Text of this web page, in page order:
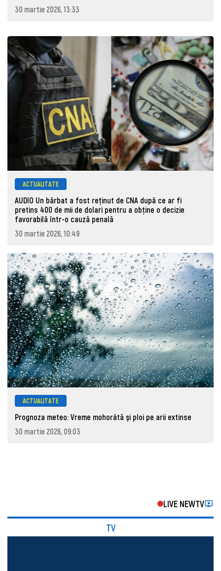
30 martie 2026, 13:33
ACTUALITATE
AUDIO Un bărbat a fost reținut de CNA după ce ar fi
pretins 400 de mii de dolari pentru a obține o decizie
favorabilă într-o cauză penală
30 martie 2026, 10:49
ACTUALITATE
Prognoza meteo: Vreme mohorâtă şi ploi pe arii extinse
30 martie 2026, 09:03
LIVE NEWTV
TV